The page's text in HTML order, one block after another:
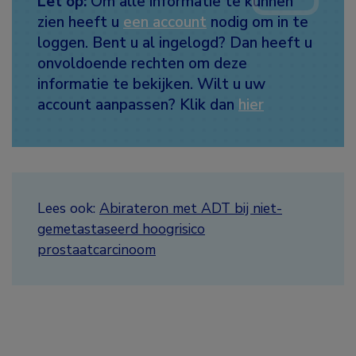
zien heeft u een account nodig om in te
loggen. Bent u al ingelogd? Dan heeft u
onvoldoende rechten om deze
informatie te bekijken. Wilt u uw
account aanpassen? Klik dan hier
Lees ook: Abirateron met ADT bij niet-
gemetastaseerd hoogrisico
prostaatcarcinoom